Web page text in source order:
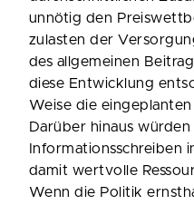
unnötig den
zulasten der
des allgemeinen
diese Entwicklung
Weise die
Darüber hinaus
Informationsschreiben
damit wertvolle
Wenn die Politik